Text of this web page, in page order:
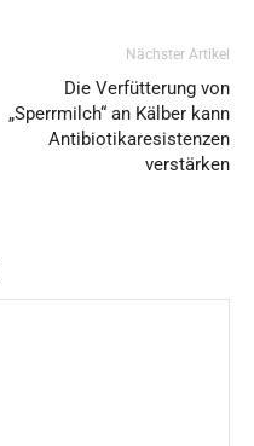
Nächster Artikel
Die Verfütterung von
„Sperrmilch“ an Kälber kann
Antibiotikaresistenzen
verstärken